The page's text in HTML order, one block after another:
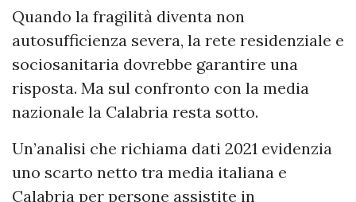
Quando la fragilità diventa non
autosufficienza severa, la rete residenziale e
sociosanitaria dovrebbe garantire una
risposta. Ma sul confronto con la media
nazionale la Calabria resta sotto.
Un’analisi che richiama dati 2021 evidenzia
uno scarto netto tra media italiana e
Calabria per persone assistite in